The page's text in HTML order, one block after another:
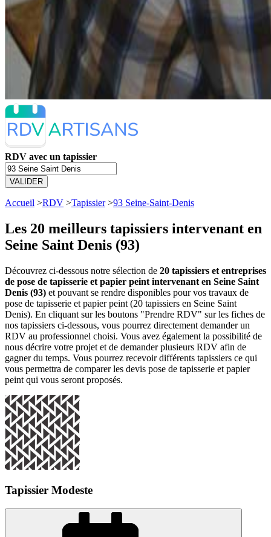
RDV avec un tapissier
VALIDER
Accueil >RDV >Tapissier>93 Seine-Saint-Denis
Les 20 meilleurs tapissiers intervenant en
Seine Saint Denis (93)
Découvrez ci-dessous notre sélection de 20 tapissiers et entreprises
de pose de tapisserie et papier peint intervenant en Seine Saint
Denis (93) et pouvant se rendre disponibles pour vos travaux de
pose de tapisserie et papier peint (20 tapissiers en Seine Saint
Denis). En cliquant sur les boutons "Prendre RDV" sur les fiches de
nos tapissiers ci-dessous, vous pourrez directement demander un
RDV au professionnel choisi. Vous avez également la possibilité de
nous décrire votre projet et de demander plusieurs RDV afin de
gagner du temps. Vous pourrez recevoir différents tapissiers ce qui
vous permettra de comparer les devis pose de tapisserie et papier
peint qui vous seront proposés.
Tapissier Modeste